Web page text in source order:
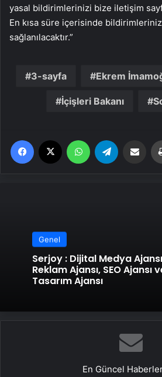
yasal bildirimlerinizi bize iletişim
En kısa süre içerisinde
sağlanılacaktır.”
3-sayfa Ekrem
İçişleri Bakanı
Facebook WhatsApp Email'den
Genel
Serjoy : Dijital Medya Ajansı, Google
Reklam Ajansı, SEO Ajansı
Tasarım Ajansı
En Güncel